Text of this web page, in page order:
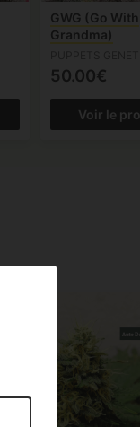
GWG (Go With
Grandma)
50.00€
Voir le